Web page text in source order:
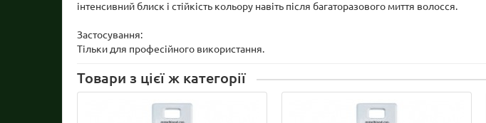
інтенсивний блиск і стійкість кольору навіть після багаторазового миття волосся.
Застосування:
Тільки для професійного використання.
Товари з цієї ж категорії